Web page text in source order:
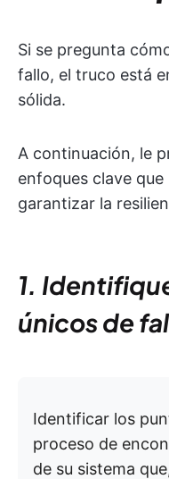
Si se pregunta
fallo, el truco está
sólida.
A continuación, le
enfoques clave
garantizar la
1.
únicos de
Identificar los
proceso de
de su sistema